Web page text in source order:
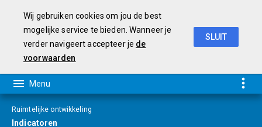
Ruimtelijke ontwikkeling
Indicatoren
Wij gebruiken cookies om jou de best
mogelijke service te bieden. Wanneer je
verder navigeert accepteer je de
voorwaarden
SLUIT